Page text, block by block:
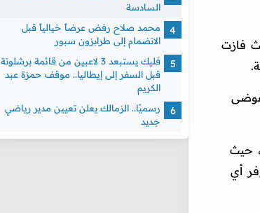
فازت
حيث
أي
السادسة
محمد صلاح رفض عرضاً خيالياً قبل
الانضمام إلى طرابزون سبور
فليك يستبعد 3 لاعبين من قائمة برشلونة
قبل السفر إلى إيطاليا.. موقف حمزة عبد
الكريم
رسميًا.. الزمالك يعلن تعيين مدير رياضي
جديد